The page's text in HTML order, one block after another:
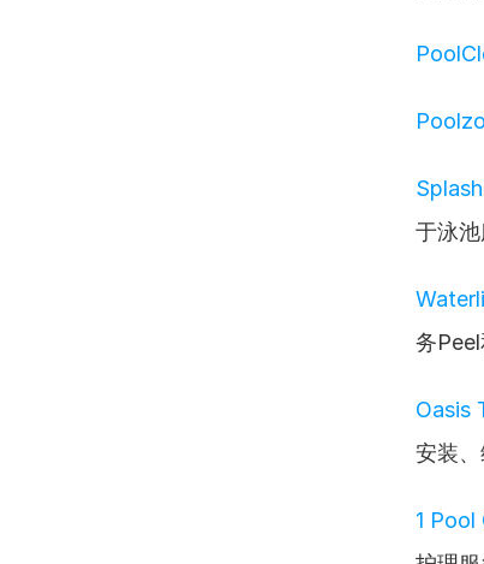
于泳池
务Peel
Oasis
安装、
1 Pool